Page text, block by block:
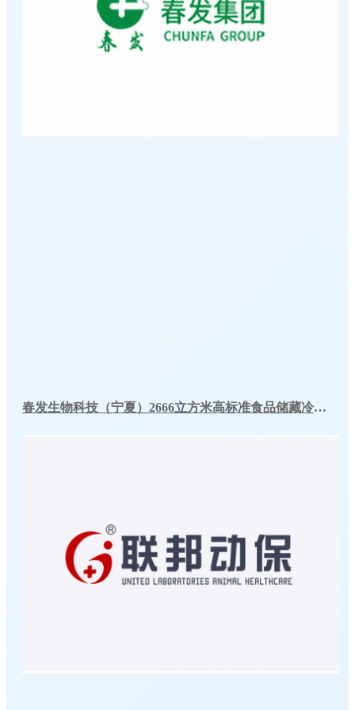
春发生物科技（宁夏）2666立方米高标准食品储藏冷库工程案例